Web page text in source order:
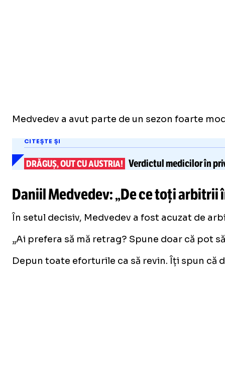
Medvedev a avut parte de un sezon foarte
CITEȘTE ȘI
DRĂGUȘ, OUT CU AUSTRIA! Verdictul medicilor în
Daniil Medvedev: „De ce toți arbitrii
În setul decisiv, Medvedev a fost acuzat de
„Ai prefera să mă retrag? Spune doar că pot
Depun toate eforturile ca să revin. Îți spun că